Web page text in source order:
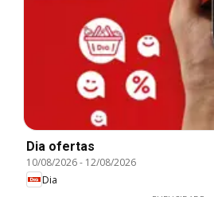
Dia ofertas
10/08/2026- 12/08/2026
Dia